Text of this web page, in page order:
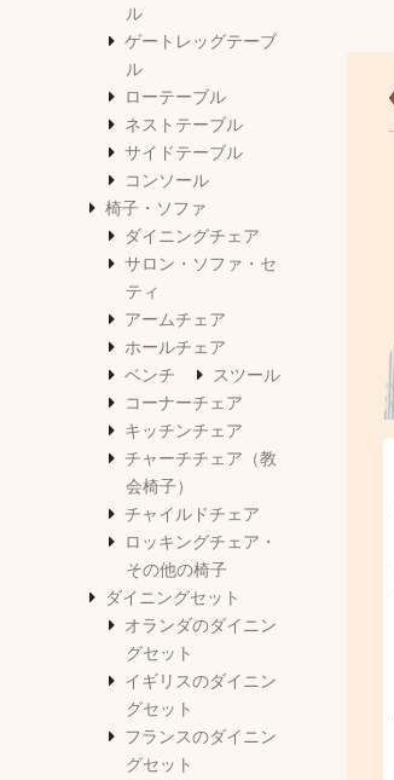
ル
ゲートレッグテーブ
ル
ローテーブル
ネストテーブル
サイドテーブル
コンソール
椅子・ソファ
ダイニングチェア
サロン・ソファ・セ
ティ
アームチェア
ホールチェア
ベンチ
スツール
コーナーチェア
キッチンチェア
チャーチチェア（教
会椅子）
チャイルドチェア
ロッキングチェア・
その他の椅子
ダイニングセット
オランダのダイニン
グセット
イギリスのダイニン
グセット
フランスのダイニン
グセット